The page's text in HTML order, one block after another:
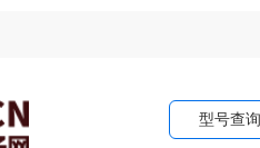
型号查询